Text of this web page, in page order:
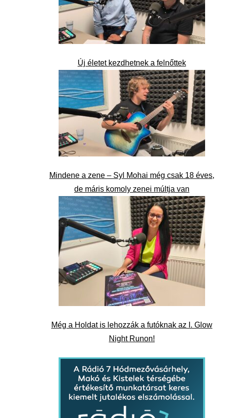
Új életet kezdhetnek a felnőttek
Mindene a zene – Syl Mohai még csak 18 éves,
de máris komoly zenei múltja van
Még a Holdat is lehozzák a futóknak az I. Glow
Night Runon!